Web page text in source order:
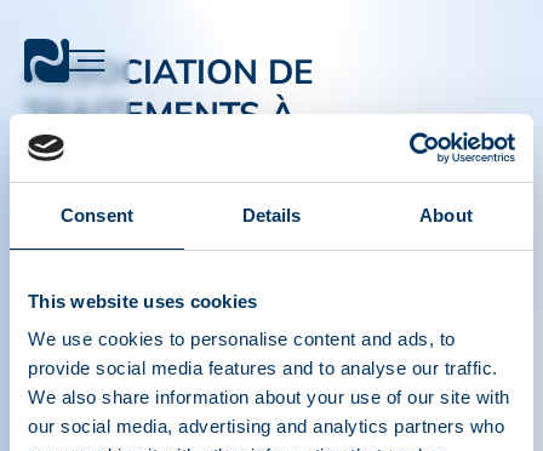
Consent Details About
This website uses cookies
We use cookies to personalise content and ads, to
provide social media features and to analyse our traffic.
We also share information about your use of our site with
our social media, advertising and analytics partners who
ASSOCIATION DE
TRAITEMENTS À
BASE DE PROTÉINES
PLASMATIQUES
PPTA
Contact
Resources
Médias et événements
Thérapies à base de plasma
Faire un don
FAQ sur le plasma